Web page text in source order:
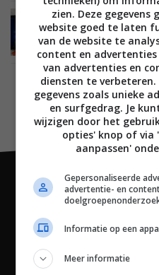
MOBILE 10 FEBRUARI
‘Alcatel komt met
zien. Deze gegevens
website goed te laten
van de website te
content en
van advertenties en
diensten te
gegevens zoals unieke
en surfgedrag. Je
wijzigen door het
opties' knop of via
aanpassen'
Gepersonaliseerde
advertentie- en
Informatie op een
Meer informatie